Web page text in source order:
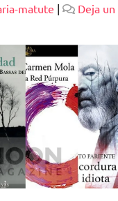
matute |
Deja un